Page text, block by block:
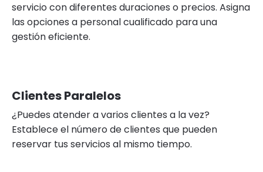
servicio con diferentes duraciones o precios. Asigna
las opciones a personal cualificado para una
gestión eficiente.
Clientes Paralelos
¿Puedes atender a varios clientes a la vez?
Establece el número de clientes que pueden
reservar tus servicios al mismo tiempo.